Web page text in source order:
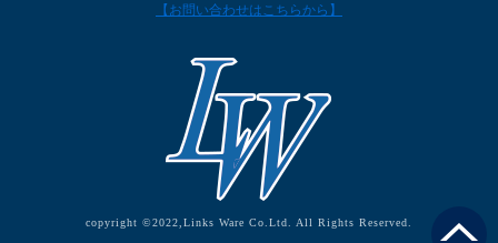
【お問い合わせはこちらから】
copyright ©2022,Links Ware Co.Ltd. All Rights Reserved.